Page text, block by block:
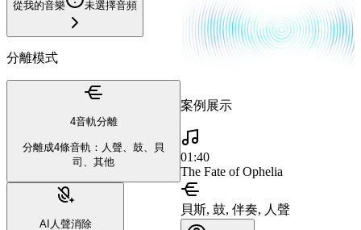
從我的音樂 未選擇音頻
分離模式
4音軌分離
分離成4條音軌：人聲、鼓、貝
司、其他
AI人聲消除
案例展示
01:40
The Fate of Ophelia
貝斯, 鼓, 伴奏, 人聲